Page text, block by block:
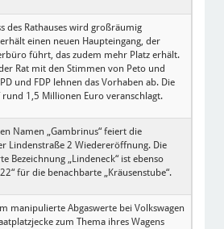
des Rathauses wird großräumig
einen neuen Haupteingang, der
führt, das zudem mehr Platz erhält.
Rat mit den Stimmen von Peto und
und FDP lehnen das Vorhaben ab. Die
rund 1,5 Millionen Euro veranschlagt.
Namen „Gambrinus“ feiert die
Lindenstraße 2 Wiedereröffnung. Die
Bezeichnung „Lindeneck“ ist ebenso
für die benachbarte „Kräusenstube“.
manipulierte Abgaswerte bei Volkswagen
zum Thema ihres Wagens